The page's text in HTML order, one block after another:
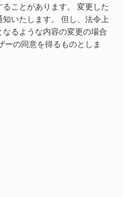
ことがあります。 変更した
いたします。 但し、法令上
るような内容の変更の場合
ーの同意を得るものとしま